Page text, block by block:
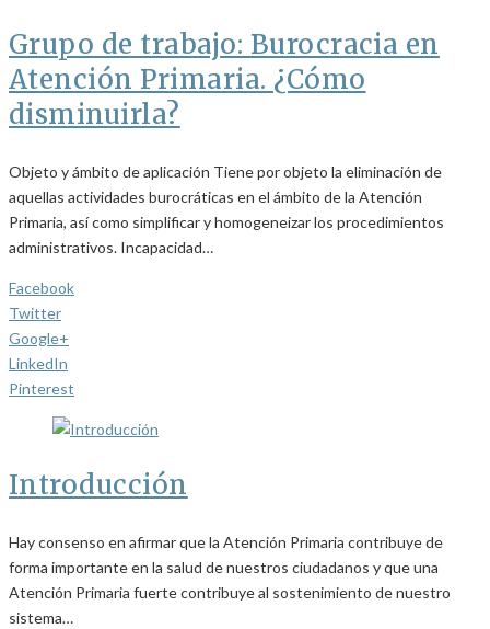
Grupo de trabajo: Burocracia en
Atención Primaria. ¿Cómo
disminuirla?
Objeto y ámbito de aplicación Tiene por objeto la eliminación de
aquellas actividades burocráticas en el ámbito de la Atención
Primaria, así como simplificar y homogeneizar los procedimientos
administrativos. Incapacidad…
Facebook
Twitter
Google+
LinkedIn
Pinterest
Introducción
Hay consenso en afirmar que la Atención Primaria contribuye de
forma importante en la salud de nuestros ciudadanos y que una
Atención Primaria fuerte contribuye al sostenimiento de nuestro
sistema…